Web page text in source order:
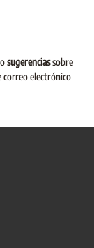
sugerenciassobre
correo electrónico